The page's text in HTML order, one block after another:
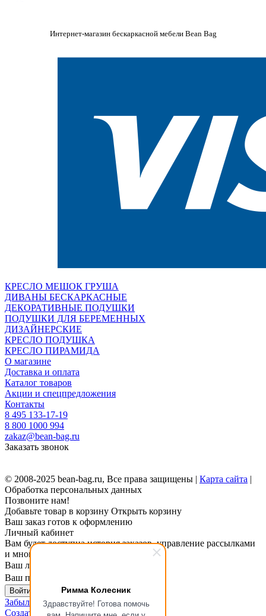
Римма Колесник
Здравствуйте! Готова помочь
Интернет-магазин бескаркасной мебели Bean Bag
КРЕСЛО МЕШОК ГРУША
ДИВАНЫ БЕСКАРКАСНЫЕ
ДЕКОРАТИВНЫЕ ПОДУШКИ
ПОДУШКИ ДЛЯ БЕРЕМЕННЫХ
ДИЗАЙНЕРСКИЕ
КРЕСЛО ПОДУШКА
КРЕСЛО ПИРАМИДА
О магазине
Доставка и оплата
Каталог товаров
Акции и спецпредложения
Контакты
8 495 133-17-19
8 800 1000 994
zakaz@bean-bag.ru
Заказать звонок
© 2008-2025 bean-bag.ru, Все права защищены | Карта сайта |
Обработка персональных данных
Позвоните нам!
Добавьте товар в корзину Открыть корзину
Ваш заказ готов к оформлению
Личный кабинет
Вам будет доступна история заказов, управление рассылками
и многое другое.
Ваш логин
Ваш пароль
Войти в личный кабинет
Забыли пароль?
Создать личный кабинет